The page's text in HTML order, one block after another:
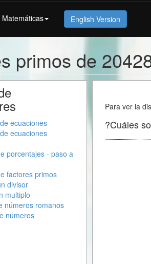
Matemáticas English Version
primos de
Para ver la
?Cuáles
ecuaciones
ecuaciones
porcentajes - paso a
factores primos
divisor
multiplo
números romanos
números